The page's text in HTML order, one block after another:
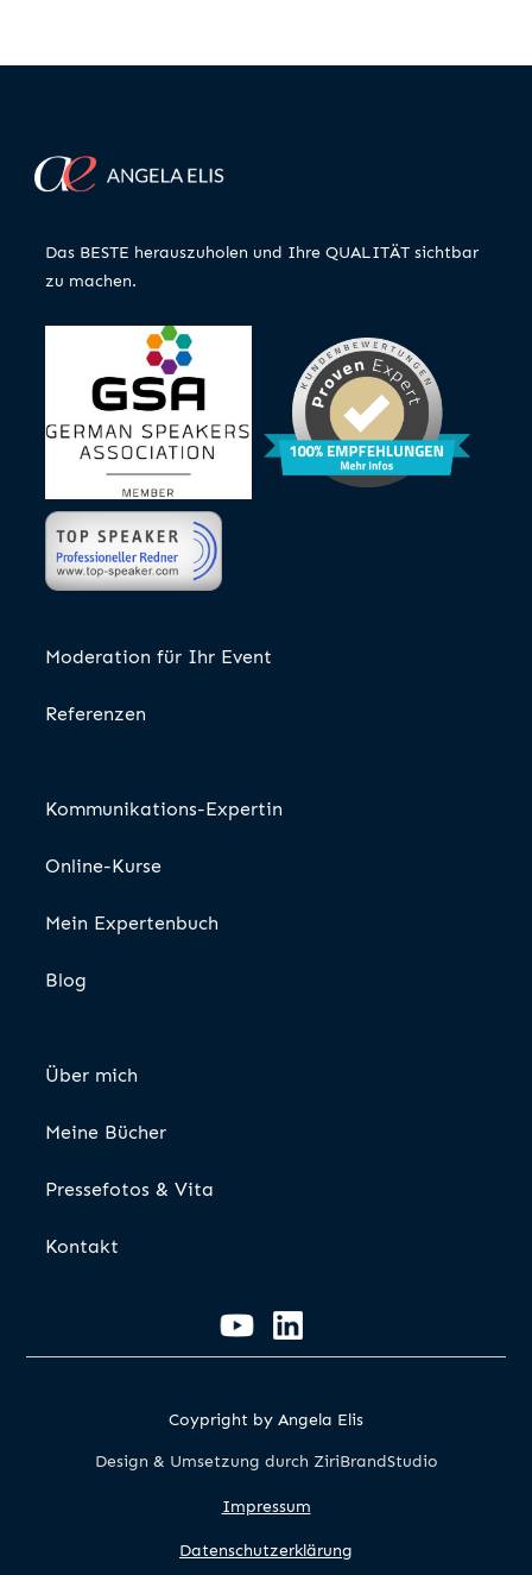
Das BESTE herauszuholen und Ihre QUALITÄT sichtbar
zu machen.
Moderation für Ihr Event
Referenzen
Kommunikations-Expertin
Online-Kurse
Mein Expertenbuch
Blog
Über mich
Meine Bücher
Pressefotos & Vita
Kontakt
Coypright by Angela Elis
Design & Umsetzung durch ZiriBrandStudio
Impressum
Datenschutzerklärung